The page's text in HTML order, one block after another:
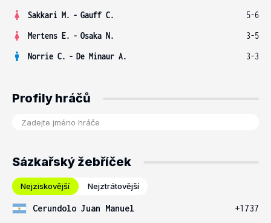
Sakkari M. - Gauff C.
5-6
Mertens E. - Osaka N.
3-5
Norrie C. - De Minaur A. 3-3
Profily hráčů
Sázkařský žebříček
Nejziskovější Nejztrátovější
Cerundolo Juan Manuel
+1737